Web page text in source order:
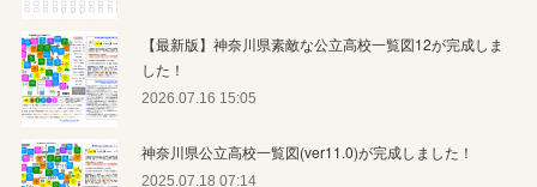
【最新版】神奈川県素敵な公立高校一覧図12が完成しま
した！
2026.07.16 15:05
神奈川県公立高校一覧図(ver11.0)が完成しました！
2025.07.18 07:14